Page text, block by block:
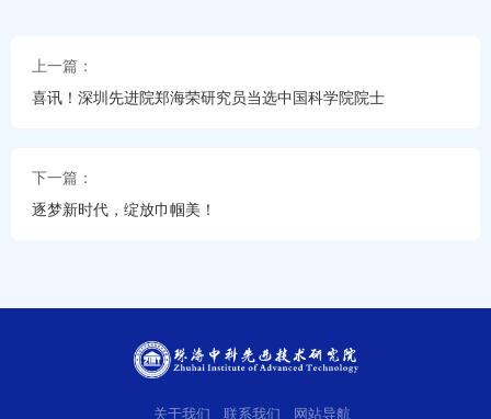
上一篇：
喜讯！深圳先进院郑海荣研究员当选中国科学院院士
下一篇：
逐梦新时代，绽放巾帼美！
关于我们 联系我们 网站导航